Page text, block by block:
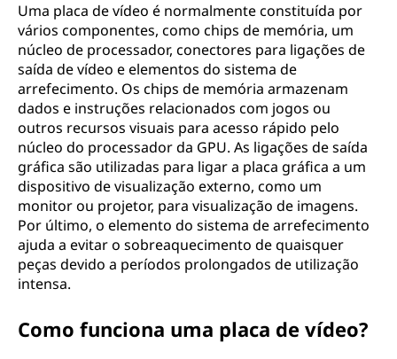
Uma placa de vídeo é normalmente constituída por
vários componentes, como chips de memória, um
núcleo de processador, conectores para ligações de
saída de vídeo e elementos do sistema de
arrefecimento. Os chips de memória armazenam
dados e instruções relacionados com jogos ou
outros recursos visuais para acesso rápido pelo
núcleo do processador da GPU. As ligações de saída
gráfica são utilizadas para ligar a placa gráfica a um
dispositivo de visualização externo, como um
monitor ou projetor, para visualização de imagens.
Por último, o elemento do sistema de arrefecimento
ajuda a evitar o sobreaquecimento de quaisquer
peças devido a períodos prolongados de utilização
intensa.
Como funciona uma placa de vídeo?